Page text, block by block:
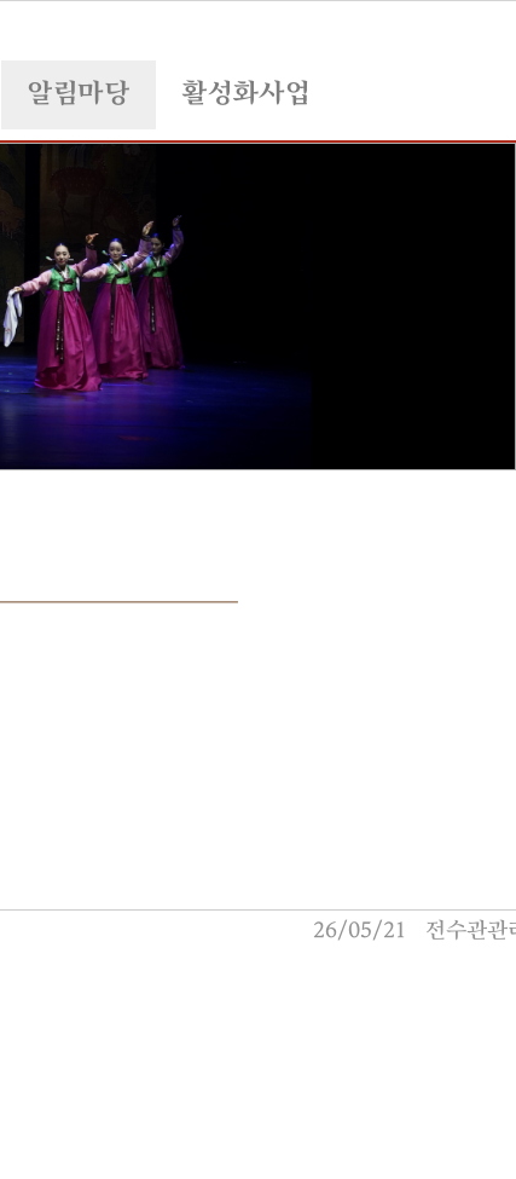
알림마당 활성화사업
26/05/21 전수관관